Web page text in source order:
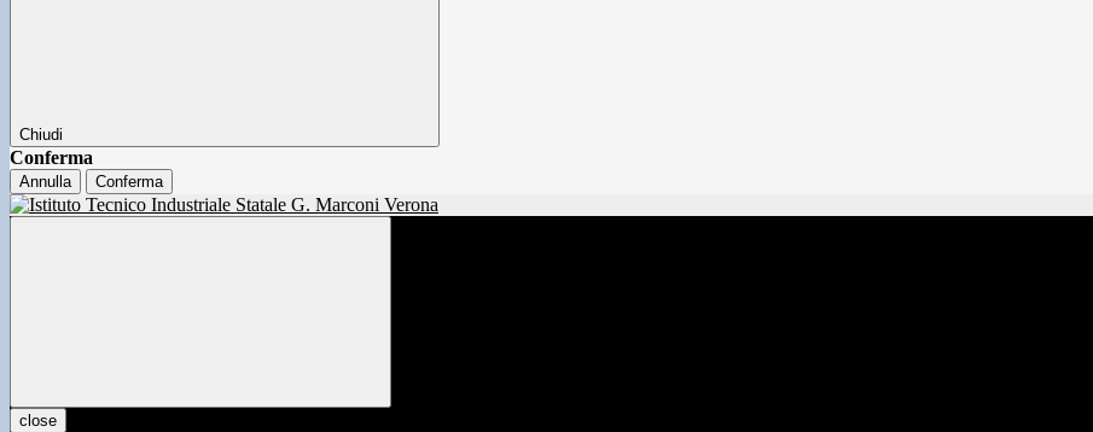
Chiudi
Conferma
Annulla Conferma
close